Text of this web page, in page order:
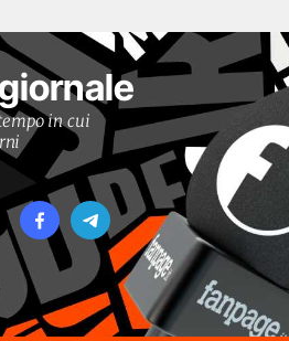
in cui